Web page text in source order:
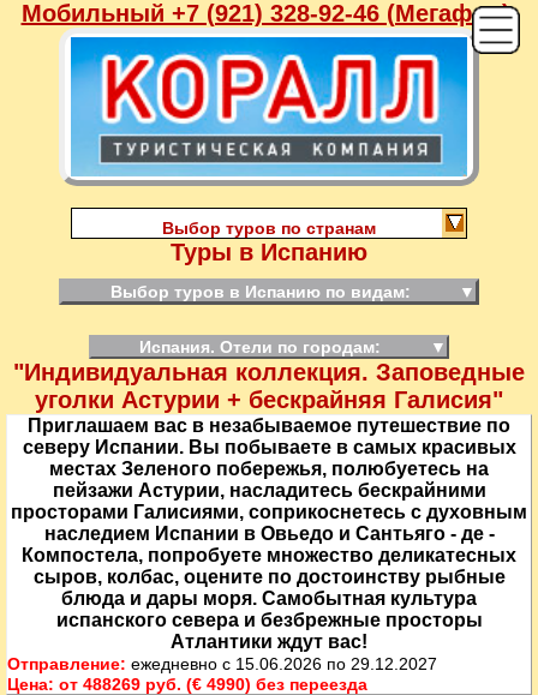
Мобильный +7 (921) 328-92-46 (Мегафон),
Выбор туров по странам
Туры в Испанию
Выбор туров в Испанию по видам: ▼
Испания. Отели по городам: ▼
"Индивидуальная коллекция. Заповедные
уголки Астурии + бескрайняя Галисия"
Приглашаем вас в незабываемое путешествие по
северу Испании. Вы побываете в самых красивых
местах Зеленого побережья, полюбуетесь на
пейзажи Астурии, насладитесь бескрайними
просторами Галисиями, соприкоснетесь с духовным
наследием Испании в Овьедо и Сантьяго - де -
Компостела, попробуете множество деликатесных
сыров, колбас, оцените по достоинству рыбные
блюда и дары моря. Самобытная культура
испанского севера и безбрежные просторы
Атлантики ждут вас!
Отправление: ежедневно с 15.06.2026 по 29.12.2027
Цена: от 488269 руб. (€ 4990) без переезда